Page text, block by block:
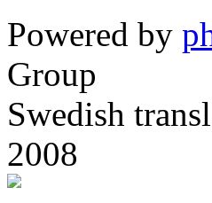
Powered by
Group
Swedish
2008